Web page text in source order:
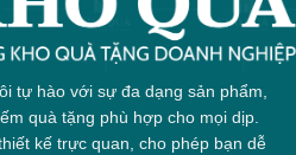
tự hào với sự đa dạng sản phẩm,
quà tặng phù hợp cho mọi dịp.
kế trực quan, cho phép bạn dễ